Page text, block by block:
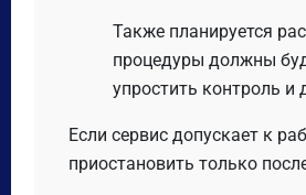
Также планируется
процедуры должны
упростить контроль и
Если сервис допускает к
приостановить только